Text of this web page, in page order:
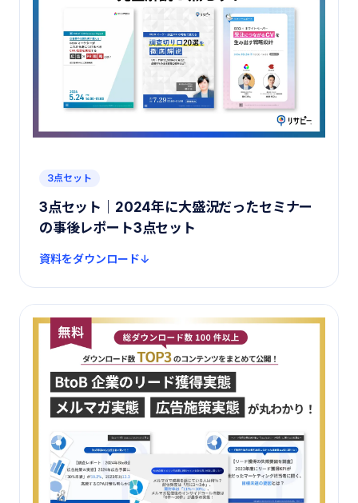
3点セット
3点セット｜2024年に大盛況だったセミナー
の事後レポート3点セット
資料をダウンロード